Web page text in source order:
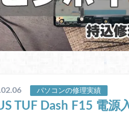
パソコンの修理実績
TUF Dash F15 電源